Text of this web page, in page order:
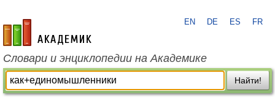
academic.ru
EN DE ES FR
Словари и энциклопедии на Академике
Найти!